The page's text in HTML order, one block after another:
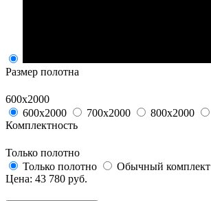
Размер полотна
600х2000
600х2000
700х2000 800х2000
Комплектность
Только полотно
Только полотно
Обычный комплект
Цена: 43 780 руб.